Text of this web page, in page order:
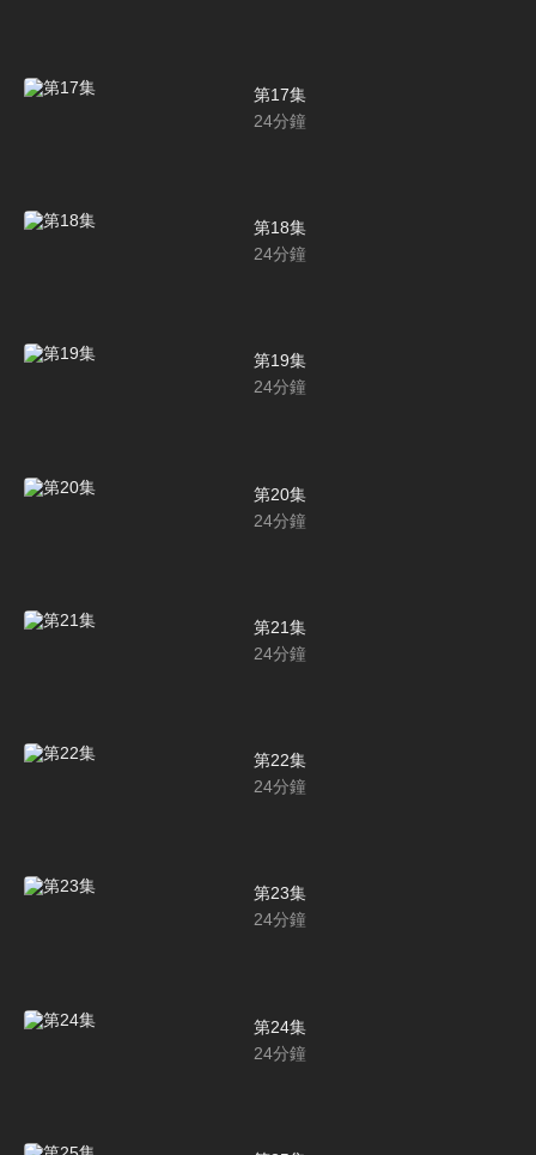
第17集
24分鐘
第18集
24分鐘
第19集
24分鐘
第20集
24分鐘
第21集
24分鐘
第22集
24分鐘
第23集
24分鐘
第24集
24分鐘